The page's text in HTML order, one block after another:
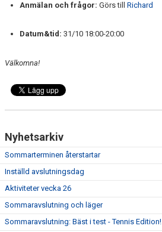
Anmälan och frågor: Görs till Richard
Datum&tid: 31/10 18:00-20:00
Välkomna!
Nyhetsarkiv
Sommarterminen återstartar
Inställd avslutningsdag
Aktiviteter vecka 26
Sommaravslutning och läger
Sommaravslutning: Bäst i test - Tennis Edition!